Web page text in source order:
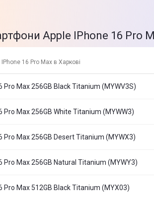
Apple IPhone 16 Pro
16 Pro Max в Харкові
Pro Max 256GB Black Titanium (MYWV3S)
Pro Max 256GB White Titanium (MYWW3)
Pro Max 256GB Desert Titanium (MYWX3)
Pro Max 256GB Natural Titanium (MYWY3)
Pro Max 512GB Black Titanium (MYX03)